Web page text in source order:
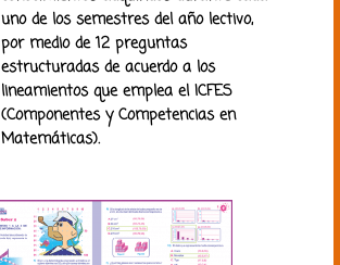
uno de los semestres del año lectivo,
por medio de 12 preguntas
estructuradas de acuerdo a los
lineamientos que emplea el ICFES
(Componentes y Competencias en
Matemáticas).